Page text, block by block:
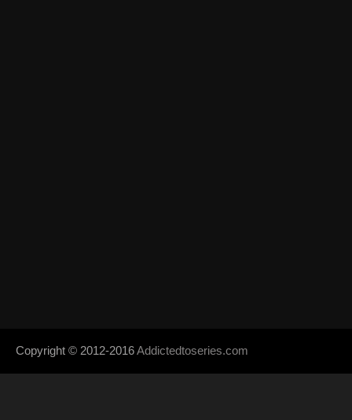
Copyright © 2012-2016Addictedtoseries.com